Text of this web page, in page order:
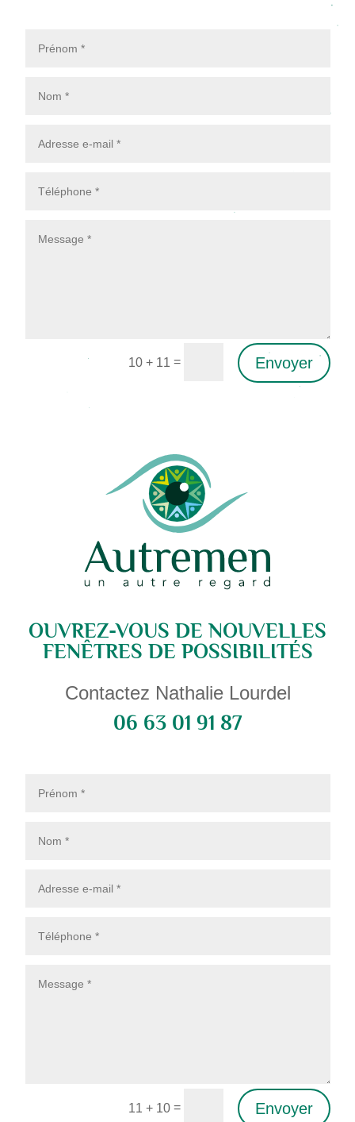
10 + 11 = Envoyer
OUVREZ-VOUS DE NOUVELLES
FENÊTRES DE POSSIBILITÉS
Contactez Nathalie Lourdel
06 63 01 91 87
11 + 10= Envoyer